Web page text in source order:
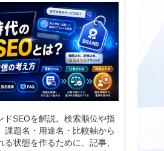
ドSEOを解説。検索順位や指
課題名・用途名・比較軸から
る状態を作るために、記事、